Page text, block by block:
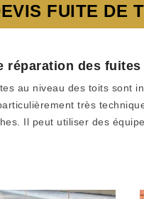
FUITE DE
des
au niveau des toits sont
très
Il peut utiliser des